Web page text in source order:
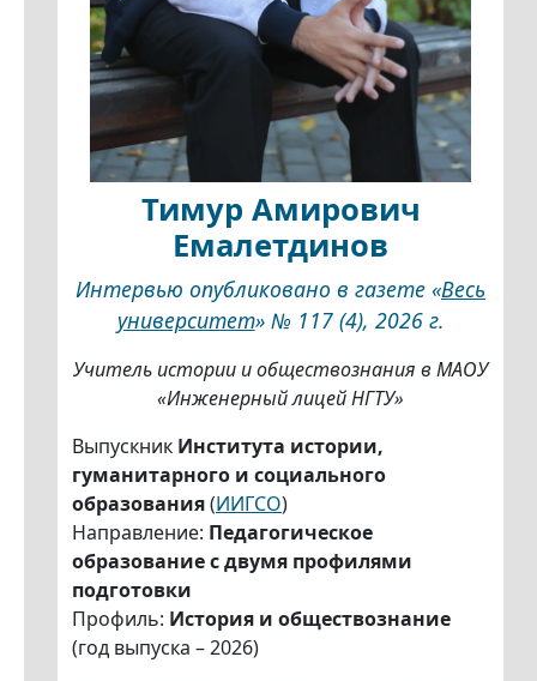
Тимур Амирович
Емалетдинов
Интервью опубликовано в газете «Весь
университет» № 117 (4), 2026 г.
Учитель истории и обществознания в МАОУ
«Инженерный лицей НГТУ»
Выпускник Института истории,
гуманитарного и социального
образования(ИИГСО)
Направление: Педагогическое
образование с двумя профилями
подготовки
Профиль: История и обществознание
(год выпуска – 2026)